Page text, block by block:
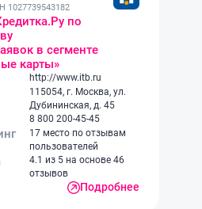
1027739543182
по
в сегменте
карты»
http://www.itb.ru
115054, г. Москва, ул.
Дубининская, д. 45
8 800 200-45-45
17 место по отзывам
пользователей
4.1 из 5 на основе 46
отзывов
Подробнее